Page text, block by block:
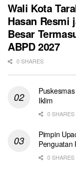
Wali Kota
Hasan Resmi
Besar
ABPD 2027
0 SHARES
Iklim
0 SHARES
Pimpin
Penguatan
0 SHARES